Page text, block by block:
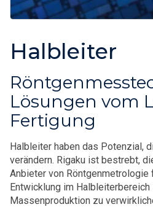
Halbleiter
Lösungen vom
Fertigung
Halbleiter haben das Potenzial,
verändern. Rigaku ist bestrebt,
Anbieter von Röntgenmetrologie
Entwicklung im
Massenproduktion zu